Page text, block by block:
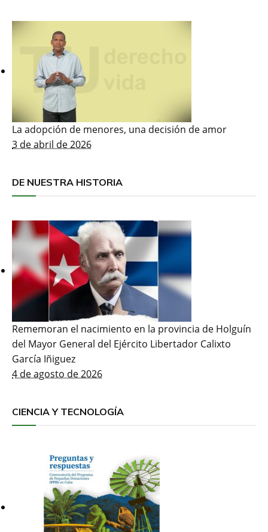
La adopción de menores, una decisión de amor
3 de abril de 2026
DE NUESTRA HISTORIA
Rememoran el nacimiento en la provincia de Holguín
del Mayor General del Ejército Libertador Calixto
García Iñiguez
4 de agosto de 2026
CIENCIA Y TECNOLOGÍA